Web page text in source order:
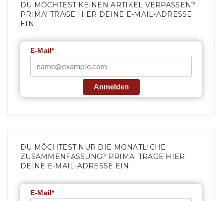
DU MÖCHTEST KEINEN ARTIKEL VERPASSEN?
PRIMA! TRAGE HIER DEINE E-MAIL-ADRESSE
EIN:
E-Mail*
Anmelden
DU MÖCHTEST NUR DIE MONATLICHE
ZUSAMMENFASSUNG? PRIMA! TRAGE HIER
DEINE E-MAIL-ADRESSE EIN:
E-Mail*